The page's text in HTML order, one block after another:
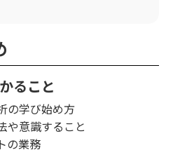
ること
の学び始め方
や意識すること
の業務